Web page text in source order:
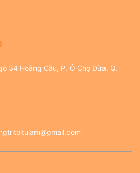
34 Hoàng Cầu, P. Ô Chợ Dừa, Q.